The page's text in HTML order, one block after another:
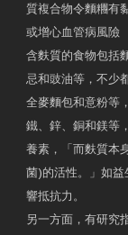
質複合物令麵糰有
或增心血管病風險
含麩質的食物包括
忌和豉油等，不少
全麥麵包和意粉等
鐵、鋅、銅和鎂等
養素，「而麩質本
菌)的活性。」如益
響抵抗力。
另一方面，有研究